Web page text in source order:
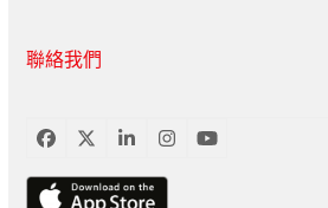
聯絡我們
臉
推
LinkedInInstagram
YouTube